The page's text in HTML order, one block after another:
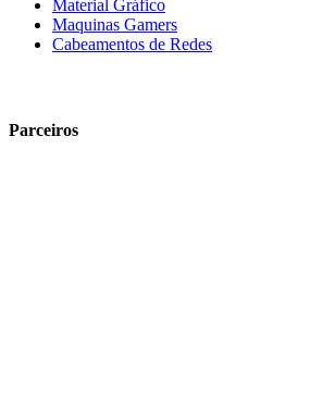
Material Gráfico
Maquinas Gamers
Cabeamentos de Redes
Parceiros